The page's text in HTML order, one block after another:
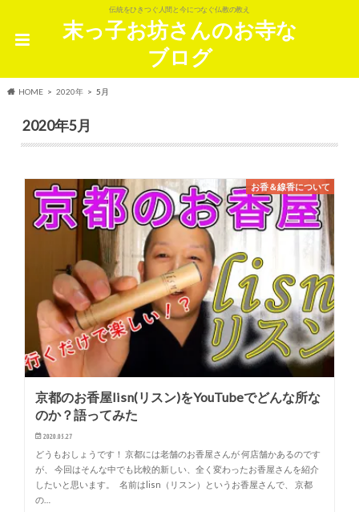
伝統をひきつぐ人間と今につなぐ仏教の教え
末っ子お坊さんのお寺な
ブログ
HOME 2020年 5月
2020年5月
お香＆線香について
京都のお香屋lisn(リスン)をYouTubeでどんな所な
のか？語ってみた
2020.05.27
どうもおしょうです！ 京都には老舗のお香屋さんが 何店舗かあるのです
が、 今回はそんな中でも比較的新しい、全く変わったお香屋さんを紹介
したいと思います。 名前はlisn（リスン）というお香屋さんで、 京都
の…